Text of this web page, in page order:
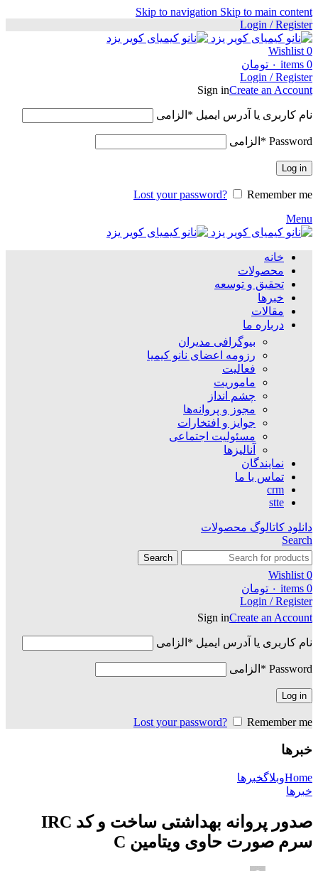
Skip to navigation Skip to main content
Login / Register
0
Wishlist
0
items ۰ تومان
Login / Register
Sign inCreate an Account
نام کاربری یا آدرس ایمیل * الزامی
Password
* الزامی
Log in
Lost your password?
Remember me
Menu
خانه
محصولات
تحقیق و توسعه
خبرها
مقالات
درباره ما
بیوگرافی مدیران
رزومه اعضای نانو کیمیا
فعالیت
ماموریت
چشم انداز
مجوز و پروانه‌ها
جوایز و افتخارات
مسئولیت اجتماعی
آنالیزها
نمایندگان
تماس با ما
crm
stte
دانلود کاتالوگ محصولات
Search
Search
0
Wishlist
0
items ۰ تومان
Login / Register
Sign inCreate an Account
نام کاربری یا آدرس ایمیل * الزامی
Password
* الزامی
Log in
Lost your password? Remember me
خبرها
Homeوبلاگخبرها
خبرها
صدور پروانه بهداشتی ساخت و کد IRC
سرم صورت حاوی ویتامین C